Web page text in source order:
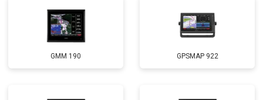
GMM 190 GPSMAP 922